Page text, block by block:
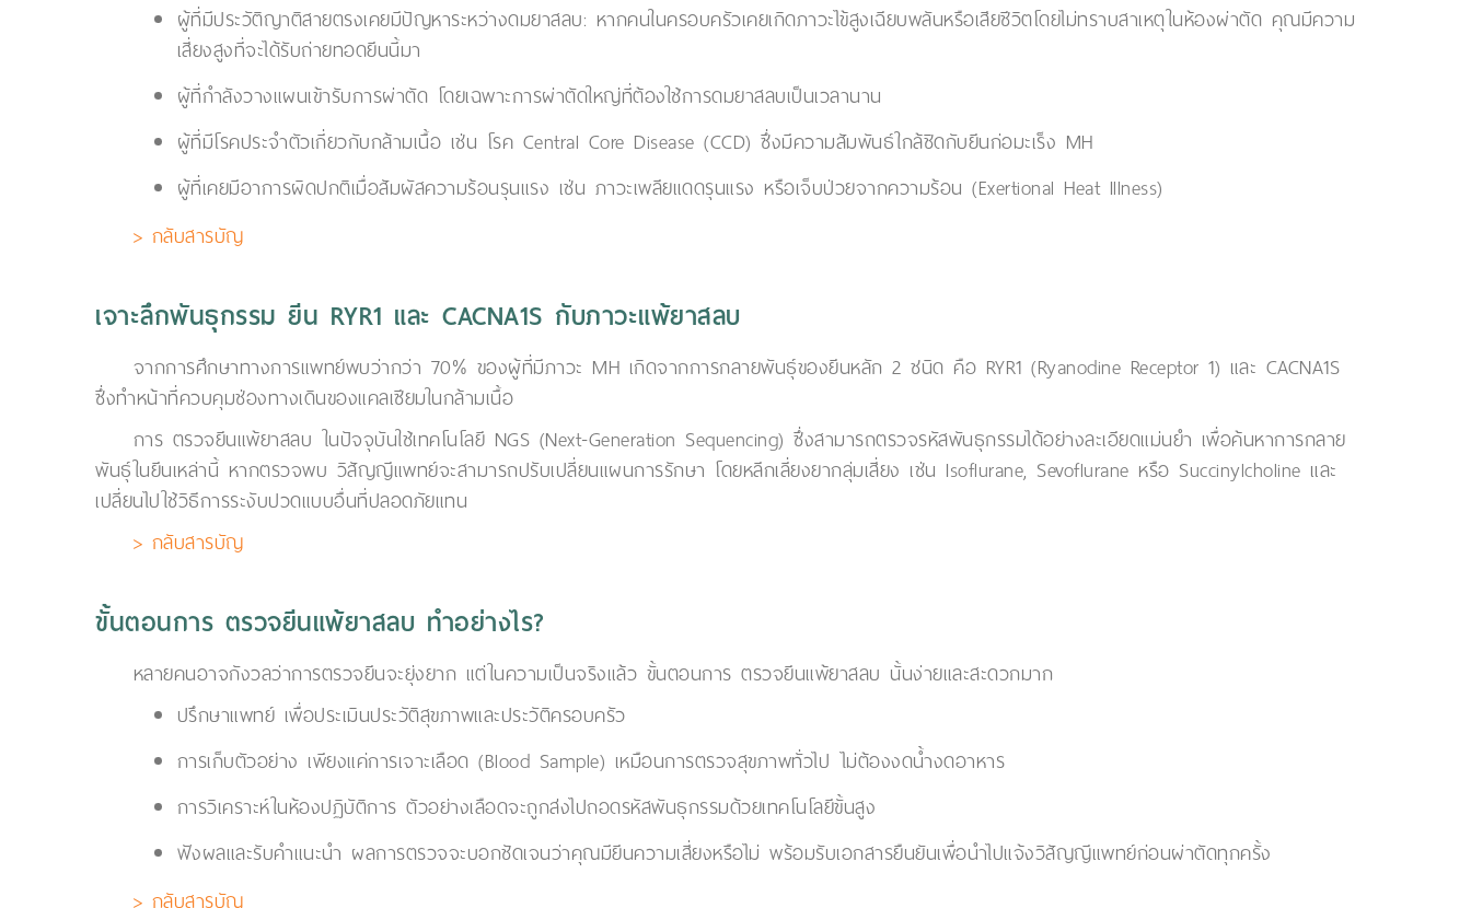
ผู้ที่มีประวัติญาติสายตรงเคยมีปัญหาระหว่างดมยาสลบ: หากคนในครอบครัวเคยเกิดภาวะไข้สูงเฉียบพลันหรือเสียชีวิตโดยไม่ทราบสาเหตุในห้องผ่าตัด คุณมีความ
เสี่ยงสูงที่จะได้รับถ่ายทอดยีนนี้มา
ผู้ที่กำลังวางแผนเข้ารับการผ่าตัด โดยเฉพาะการผ่าตัดใหญ่ที่ต้องใช้การดมยาสลบเป็นเวลานาน
ผู้ที่มีโรคประจำตัวเกี่ยวกับกล้ามเนื้อ เช่น โรค Central Core Disease (CCD) ซึ่งมีความสัมพันธ์ใกล้ชิดกับยีนก่อมะเร็ง MH
ผู้ที่เคยมีอาการผิดปกติเมื่อสัมผัสความร้อนรุนแรง เช่น ภาวะเพลียแดดรุนแรง หรือเจ็บป่วยจากความร้อน (Exertional Heat Illness)
> กลับสารบัญ
เจาะลึกพันธุกรรม ยีน RYR1 และ CACNA1S กับภาวะแพ้ยาสลบ
จากการศึกษาทางการแพทย์พบว่ากว่า 70% ของผู้ที่มีภาวะ MH เกิดจากการกลายพันธุ์ของยีนหลัก 2 ชนิด คือ RYR1 (Ryanodine Receptor 1) และ CACNA1S
ซึ่งทำหน้าที่ควบคุมช่องทางเดินของแคลเซียมในกล้ามเนื้อ
การ ตรวจยีนแพ้ยาสลบ ในปัจจุบันใช้เทคโนโลยี NGS (Next-Generation Sequencing) ซึ่งสามารถตรวจรหัสพันธุกรรมได้อย่างละเอียดแม่นยำ เพื่อค้นหาการกลาย
พันธุ์ในยีนเหล่านี้ หากตรวจพบ วิสัญญีแพทย์จะสามารถปรับเปลี่ยนแผนการรักษา โดยหลีกเลี่ยงยากลุ่มเสี่ยง เช่น Isoflurane, Sevoflurane หรือ Succinylcholine และ
เปลี่ยนไปใช้วิธีการระงับปวดแบบอื่นที่ปลอดภัยแทน
> กลับสารบัญ
ขั้นตอนการ ตรวจยีนแพ้ยาสลบ ทำอย่างไร?
หลายคนอาจกังวลว่าการตรวจยีนจะยุ่งยาก แต่ในความเป็นจริงแล้ว ขั้นตอนการ ตรวจยีนแพ้ยาสลบ นั้นง่ายและสะดวกมาก
ปรึกษาแพทย์ เพื่อประเมินประวัติสุขภาพและประวัติครอบครัว
การเก็บตัวอย่าง เพียงแค่การเจาะเลือด (Blood Sample) เหมือนการตรวจสุขภาพทั่วไป ไม่ต้องงดน้ำงดอาหาร
การวิเคราะห์ในห้องปฏิบัติการ ตัวอย่างเลือดจะถูกส่งไปถอดรหัสพันธุกรรมด้วยเทคโนโลยีขั้นสูง
ฟังผลและรับคำแนะนำ ผลการตรวจจะบอกชัดเจนว่าคุณมียีนความเสี่ยงหรือไม่ พร้อมรับเอกสารยืนยันเพื่อนำไปแจ้งวิสัญญีแพทย์ก่อนผ่าตัดทุกครั้ง
> กลับสารบัญ